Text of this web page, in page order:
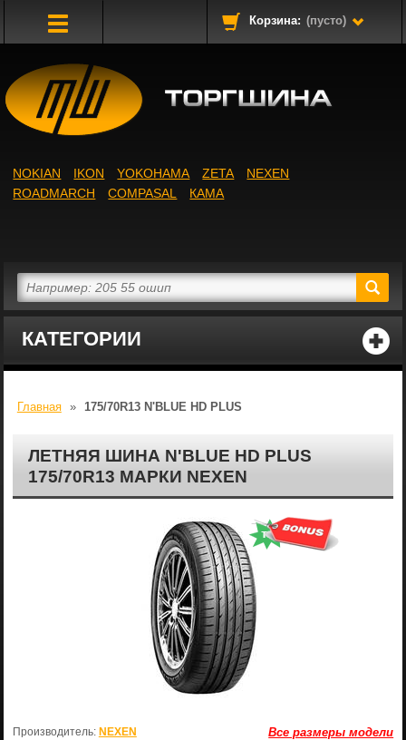
Корзина: (пусто)
КАТЕГОРИИ
NOKIAN IKON YOKOHAMA ZETA
NEXEN
ROADMARCH
COMPASAL КАМА
Главная » 175/70R13 N'BLUE HD PLUS
ЛЕТНЯЯ ШИНА N'BLUE HD PLUS
175/70R13 МАРКИ NEXEN
Все размеры модели
Производитель: NEXEN